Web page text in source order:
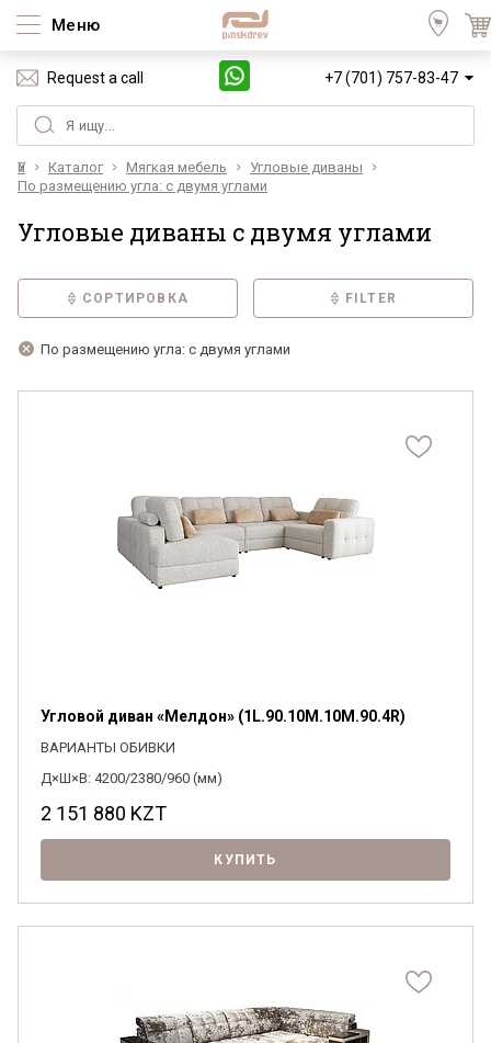
Меню
Request a call +7 (701) 757-83-47
Үй Каталог Мягкая мебель
Угловые диваны
По размещению угла: с двумя углами
Угловые диваны с двумя углами
СОРТИРОВКА FILTER
По размещению угла: с двумя углами
Угловой диван «Мелдон» (1L.90.10M.10M.90.4R)
ВАРИАНТЫ ОБИВКИ
Д×Ш×В: 4200/2380/960 (мм)
2 151 880 KZT
КУПИТЬ